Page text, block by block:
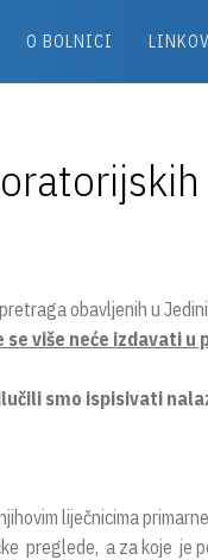
O BOLNICI
pretraga obavljenih u
se više neće izdavati u
smo ispisivati
liječnicima
preglede, a za koje je